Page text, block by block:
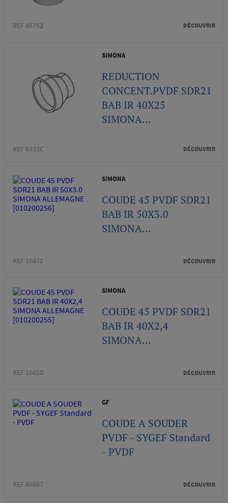
REF 46752 DÉCOUVRIR
SIMONA
REDUCTION
CONCENT.PVDF SDR21
BAB IR 40X25
SIMONA...
REF 6333C DÉCOUVRIR
SIMONA
COUDE 45 PVDF SDR21
BAB IR 50X3.0
SIMONA...
REF 10472 DÉCOUVRIR
SIMONA
COUDE 45 PVDF SDR21
BAB IR 40X2,4
SIMONA...
REF 1045D DÉCOUVRIR
GF
COUDE A SOUDER
PVDF - SYGEF Standard
- PVDF
REF 46667 DÉCOUVRIR